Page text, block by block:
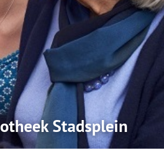
Stadsplein